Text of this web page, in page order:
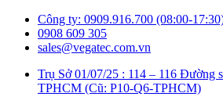
Công ty: 0909.916.700 (08:00-
0908 609 305
sales@vegatec.com.vn
Trụ Sở 01/07/25 : 114 – 116 Đường
TPHCM (Cũ: P10-Q6-TPHCM)